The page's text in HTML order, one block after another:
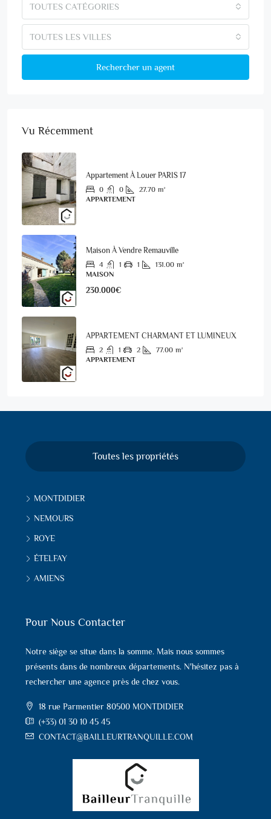
TOUTES CATÉGORIES
TOUTES LES VILLES
Rechercher un agent
Vu Récemment
Appartement À Louer PARIS 17
0 0 27.70 m²
APPARTEMENT
Maison À Vendre Remauville
4 1 1 131.00 m²
MAISON
230.000€
APPARTEMENT CHARMANT ET LUMINEUX
2 1 2 77.00 m²
APPARTEMENT
Toutes les propriétés
MONTDIDIER
NEMOURS
ROYE
ÉTELFAY
AMIENS
Pour Nous Contacter
Notre siège se situe dans la somme. Mais nous sommes
présents dans de nombreux départements. N'hésitez pas à
rechercher une agence près de chez vous.
18 rue Parmentier 80500 MONTDIDIER
(+33) 01 30 10 45 45
CONTACT@BAILLEURTRANQUILLE.COM